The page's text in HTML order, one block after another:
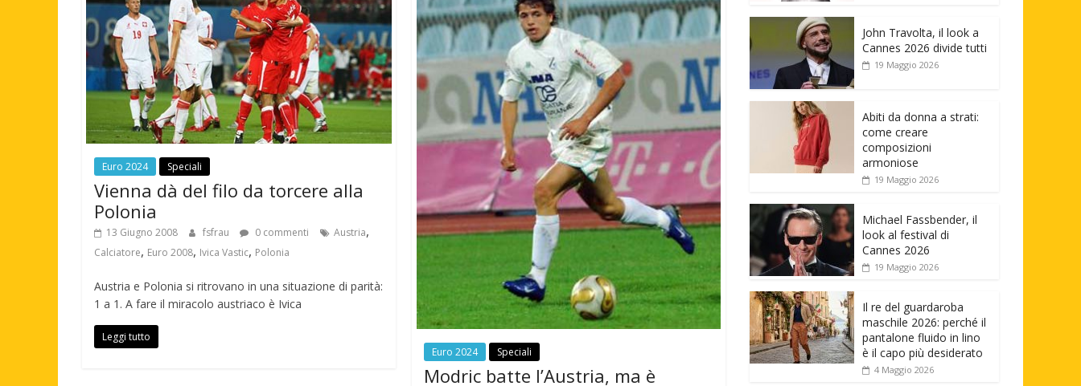
Euro 2024 Speciali
Vienna dà del filo da torcere alla
Polonia
13 Giugno 2008 fsfrau 0 commenti Austria,
Calciatore, Euro 2008, Ivica Vastic, Polonia
Austria e Polonia si ritrovano in una situazione di parità:
1 a 1. A fare il miracolo austriaco è Ivica
Leggi tutto
Euro 2024
Speciali
Modric batte l’Austria, ma è
John Travolta, il look a
Cannes 2026 divide tutti
19 Maggio 2026
Abiti da donna a strati:
come creare
composizioni
armoniose
19 Maggio 2026
Michael Fassbender, il
look al festival di
Cannes 2026
19 Maggio 2026
Il re del guardaroba
maschile 2026: perché il
pantalone fluido in lino
è il capo più desiderato
4 Maggio 2026